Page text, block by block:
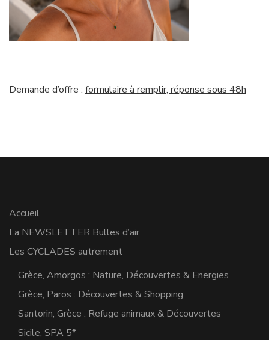
Demande d’offre : formulaire à remplir, réponse sous 48h
Accueil
La NEWSLETTER Bulles d’air
Les CYCLADES autrement
Grèce, Amorgos : Nature, Découvertes & Energies
Grèce, Paros : Découvertes & Shopping
Santorin, Grèce : Refuge animaux & Découvertes
Sicile, SPA 5*